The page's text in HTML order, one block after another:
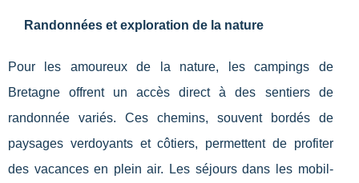
Randonnées et exploration de la nature
Pour les amoureux de la nature, les campings de
Bretagne offrent un accès direct à des sentiers de
randonnée variés. Ces chemins, souvent bordés de
paysages verdoyants et côtiers, permettent de profiter
des vacances en plein air. Les séjours dans les mobil-